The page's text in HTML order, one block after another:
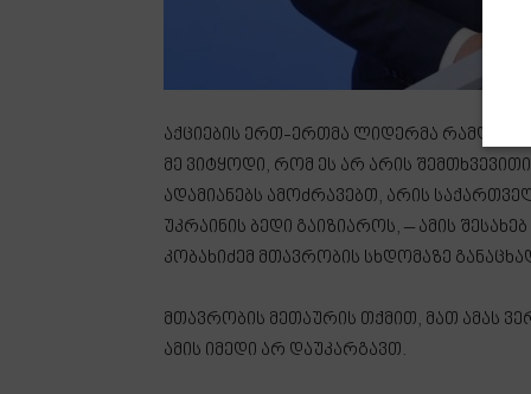
აქციების ერთ-ერთმა ლიდერმა
მე ვიტყოდი, რომ ეს არ არის
ადამიანებს ამოძრავებთ, არის
უკრაინის ბედი გაიზიაროს, – ამის
კობახიძემ მთავრობის სხდომაზე
მთავრობის მეთაურის თქმით, მათ ამას
ამის იმედი არ დაუკარგავთ.